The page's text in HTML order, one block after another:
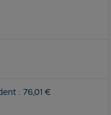
: 76,01 €